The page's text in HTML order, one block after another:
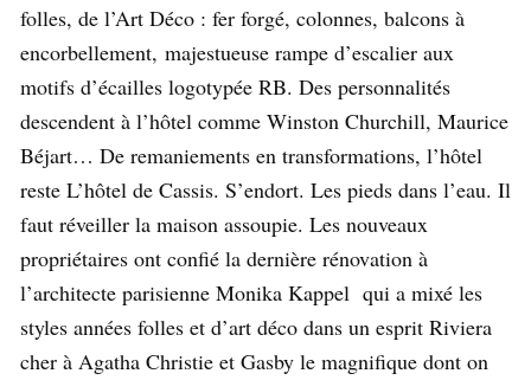
folles, de l’Art Déco : fer forgé, colonnes, balcons à
encorbellement, majestueuse rampe d’escalier aux
motifs d’écailles logotypée RB. Des personnalités
descendent à l’hôtel comme Winston Churchill, Maurice
Béjart… De remaniements en transformations, l’hôtel
reste L’hôtel de Cassis. S’endort. Les pieds dans l’eau. Il
faut réveiller la maison assoupie. Les nouveaux
propriétaires ont confié la dernière rénovation à
l’architecte parisienne Monika Kappel qui a mixé les
styles années folles et d’art déco dans un esprit Riviera
cher à Agatha Christie et Gasby le magnifique dont on